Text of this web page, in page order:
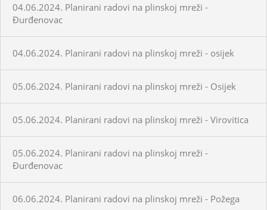
04.06.2024. Planirani radovi na plinskoj mreži -
Đurđenovac
04.06.2024. Planirani radovi na plinskoj mreži - osijek
05.06.2024. Planirani radovi na plinskoj mreži - Osijek
05.06.2024. Planirani radovi na plinskoj mreži - Virovitica
05.06.2024. Planirani radovi na plinskoj mreži -
Đurđenovac
06.06.2024. Planirani radovi na plinskoj mreži - Požega